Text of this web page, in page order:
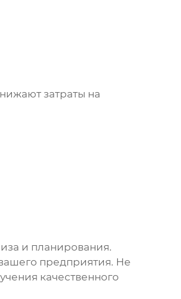
затраты на
и планирования.
предприятия. Не
качественного